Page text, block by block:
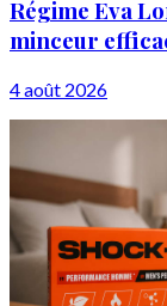
Régime Eva
minceur
4 août 2026